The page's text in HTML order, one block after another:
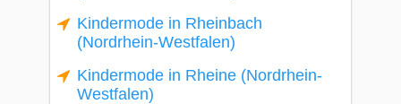
Kindermode in Rheinbach
(Nordrhein-Westfalen)
Kindermode in Rheine (Nordrhein-
Westfalen)